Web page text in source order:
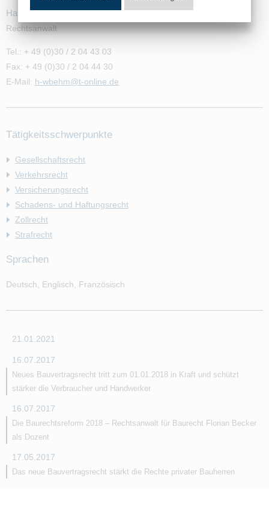
Hans-Werner Behm
Rechtsanwalt
Tel.: + 49 (0)30 / 2 04 43 03
Fax: + 49 (0)30 / 2 04 44 30
E-Mail: h-wbehm@t-online.de
Tätigkeitsschwerpunkte
Gesellschaftsrecht
Verkehrsrecht
Versicherungsrecht
Schadens- und Haftungsrecht
Zollrecht
Strafrecht
Sprachen
Deutsch, Englisch, Französisch
21.01.2021
16.07.2017
Neues Bauvertragsrecht tritt zum 01.01.2018 in Kraft und schützt
stärker die Verbraucher und Handwerker
16.07.2017
Die Baurechtsreform 2018 – Rechtsanwalt für Baurecht Florian Becker
als Dozent
17.05.2017
Das neue Bauvertragsrecht stärkt die Rechte privater Bauherren